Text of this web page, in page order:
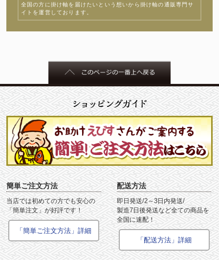
全国の方に掛け軸を届けたいという想いから掛け軸の通販専門サ
イトを運営しております。
簡単ご注文方法
当店では初めての方でも安心の
「簡単注文」が好評です！
「簡単ご注文方法」詳細
配送方法
即日発送/2～3日内発送/
製造7日後発送など全ての商品を
全国に速配！
「配送方法」詳細